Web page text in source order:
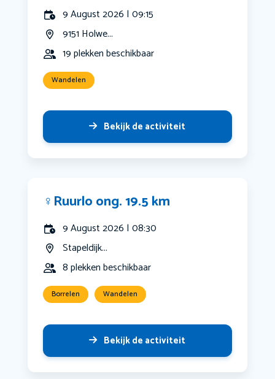
9 August 2026 | 09:15
9151 Holwe...
19 plekken beschikbaar
Wandelen
Bekijk de activiteit
‍♀️Ruurlo ong. 19.5 km
9 August 2026 | 08:30
Stapeldijk...
8 plekken beschikbaar
Borrelen Wandelen
Bekijk de activiteit